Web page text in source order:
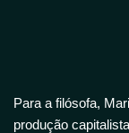
Para a filósofa,
produção